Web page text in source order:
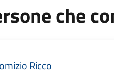
che
Ricco